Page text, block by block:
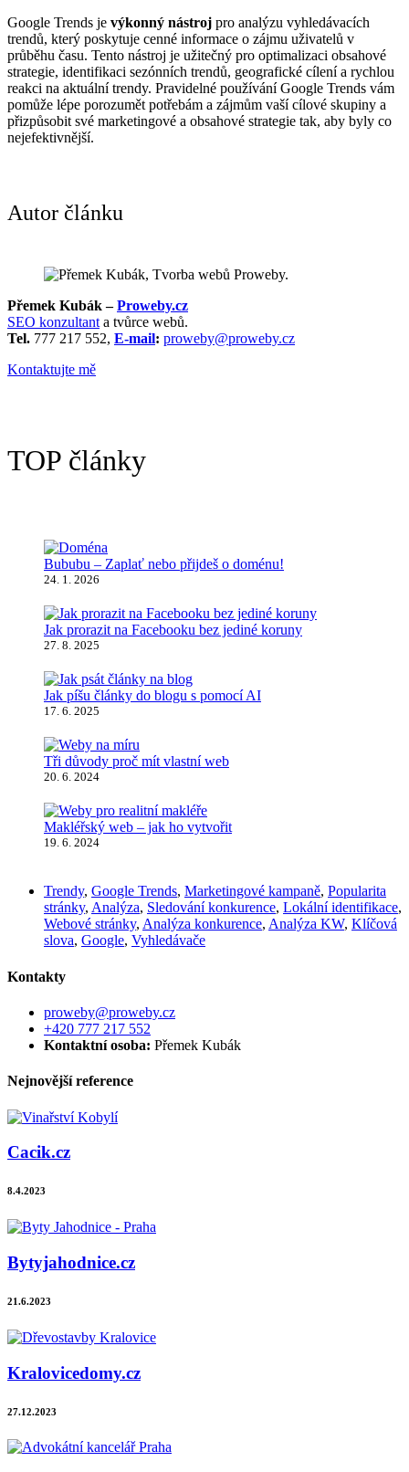
Google Trends je výkonný nástroj pro analýzu vyhledávacích
trendů, který poskytuje cenné informace o zájmu uživatelů v
průběhu času. Tento nástroj je užitečný pro optimalizaci obsahové
strategie, identifikaci sezónních trendů, geografické cílení a rychlou
reakci na aktuální trendy. Pravidelné používání Google Trends vám
pomůže lépe porozumět potřebám a zájmům vaší cílové skupiny a
přizpůsobit své marketingové a obsahové strategie tak, aby byly co
nejefektivnější.
Autor článku
Přemek Kubák –Proweby.cz
SEO konzultanta tvůrce webů.
Tel. 777 217 552, E-mail: proweby@proweby.cz
Kontaktujte mě
TOP články
Bububu – Zaplať nebo přijdeš o doménu!
24. 1. 2026
Jak prorazit na Facebooku bez jediné koruny
27. 8. 2025
Jak píšu články do blogu s pomocí AI
17. 6. 2025
Tři důvody proč mít vlastní web
20. 6. 2024
Makléřský web – jak ho vytvořit
19. 6. 2024
Trendy, Google Trends, Marketingové kampaně, Popularita
stránky, Analýza, Sledování konkurence, Lokální identifikace,
Webové stránky, Analýza konkurence, Analýza KW, Klíčová
slova, Google, Vyhledávače
Kontakty
proweby@proweby.cz
+420 777 217 552
Kontaktní osoba: Přemek Kubák
Nejnovější reference
Cacik.cz
8.4.2023
Bytyjahodnice.cz
21.6.2023
Kralovicedomy.cz
27.12.2023